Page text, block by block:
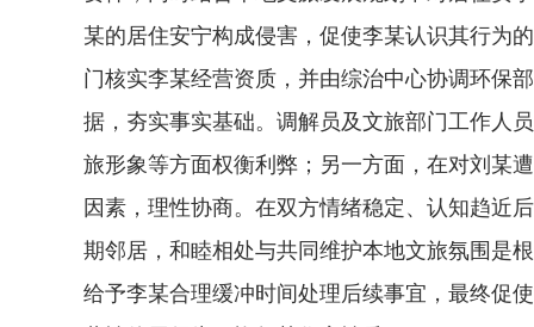
某的居住安宁构成侵害，促使李某认识其行为
门核实李某经营资质，并由综治中心协调环保
据，夯实事实基础。调解员及文旅部门工作人
旅形象等方面权衡利弊；另一方面，在对刘某
因素，理性协商。在双方情绪稳定、认知趋近
期邻居，和睦相处与共同维护本地文旅氛围是
给予李某合理缓冲时间处理后续事宜，最终促